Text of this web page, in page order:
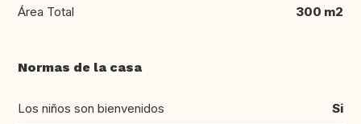
Área Total 300 m2
Normas de la casa
Los niños son bienvenidos Si